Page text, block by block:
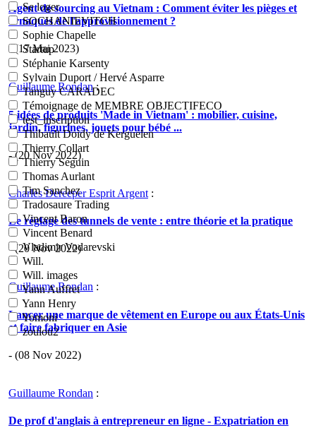
Se loger
SOCHANIEVITCH
Sophie Chapelle
Startup
Stéphanie Karsenty
Sylvain Duport / Hervé Asparre
Tanguy CARADEC
Témoignage de MEMBRE OBJECTIFECO
test_inscription
Thibault Doidy de Kerguelen
Thierry Collart
Thierry Seguin
Thomas Aurlant
Tim Sanchez
Tradosaure Trading
Vincent Baron
Vincent Benard
Vladimir Vodarevski
Will.
Will. images
Yann Auffret
Yann Henry
Yomoni
zoulou2
Agent de sourcing au Vietnam : Comment éviter les pièges et
arnaques de l'approvisionnement ?
- (17 Mai 2023)
Guillaume Rondan:
5 idées de produits 'Made in Vietnam' : mobilier, cuisine,
jardin, figurines, jouets pour bébé ...
- (20 Nov 2022)
Charles Dereeper Esprit Argent :
Le réglage des tunnels de vente : entre théorie et la pratique
- (20 Nov 2022)
Guillaume Rondan :
Lancer une marque de vêtement en Europe ou aux États-Unis
et faire fabriquer en Asie
- (08 Nov 2022)
Guillaume Rondan :
De prof d'anglais à entrepreneur en ligne - Expatriation en